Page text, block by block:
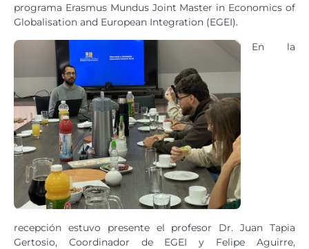
programa Erasmus Mundus Joint Master in Economics of
Globalisation and European Integration (EGEI).
En la
recepción estuvo presente el profesor Dr. Juan Tapia
Gertosio, Coordinador de EGEI y Felipe Aguirre,